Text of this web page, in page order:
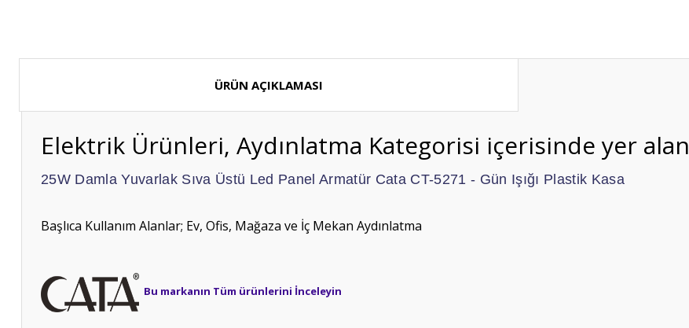
ÜRÜN AÇIKLAMASI
Elektrik Ürünleri, Aydınlatma Kategorisi içerisinde yer alan
25W Damla Yuvarlak Sıva Üstü Led Panel Armatür Cata CT-5271 - Gün Işığı Plastik Kasa
Başlıca Kullanım Alanlar; Ev, Ofis, Mağaza ve İç Mekan Aydınlatma
Bu markanın Tüm ürünlerini İnceleyin